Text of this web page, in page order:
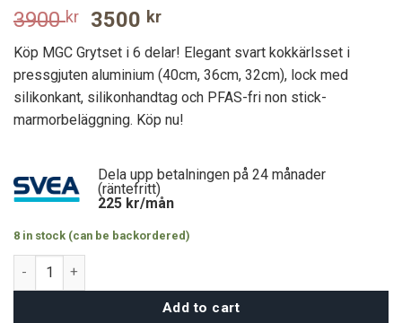
3900kr
Original
price
was:
3900 kr.
3500 krCurrent
price
is:
3500 kr.
Köp MGC Grytset i 6 delar! Elegant svart kokkärlsset i
pressgjuten aluminium (40cm, 36cm, 32cm), lock med
silikonkant, silikonhandtag och PFAS-fri non stick-
marmorbeläggning. Köp nu!
Dela upp betalningen på 24 månader
(räntefritt)
225 kr/mån
8 in stock (can be backordered)
MGC Grytset 6 delar – Svart/Silikon quantity
Add to cart